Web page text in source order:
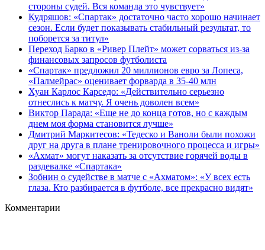
стороны судей. Вся команда это чувствует»
Кудряшов: «Спартак» достаточно часто хорошо начинает
сезон. Если будет показывать стабильный результат, то
поборется за титул»
Переход Барко в «Ривер Плейт» может сорваться из‑за
финансовых запросов футболиста
«Спартак» предложил 20 миллионов евро за Лопеса,
«Палмейрас» оценивает форварда в 35-40 млн
Хуан Карлос Карседо: «Действительно серьезно
отнеслись к матчу. Я очень доволен всем»
Виктор Парада: «Еще не до конца готов, но с каждым
днем моя форма становится лучше»
Дмитрий Маркитесов: «Тедеско и Ваноли были похожи
друг на друга в плане тренировочного процесса и игры»
«Ахмат» могут наказать за отсутствие горячей воды в
раздевалке «Спартака»
Зобнин о судействе в матче с «Ахматом»: «У всех есть
глаза. Кто разбирается в футболе, все прекрасно видят»
Комментарии